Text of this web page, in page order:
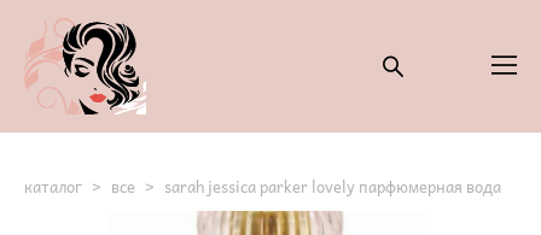
каталог > все > sarah jessica parker lovely парфюмерная вода